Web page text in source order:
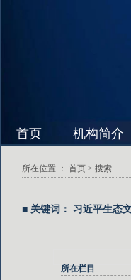
首页 机构简介
所在位置 ： 首页 > 搜索
■ 关键词： 习近平生态
所在栏目